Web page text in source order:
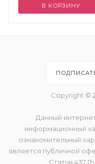
В КОРЗИНУ
Copyright ©
Данный
информационный
ознакомительный
является публичной
Статьи 437